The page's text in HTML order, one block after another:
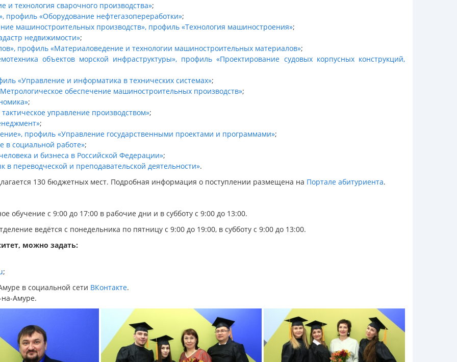
технология сварочного производства»;
профиль «Оборудование нефтегазопереработки»;
машиностроительных производств», профиль «Технология машиностроения»;
недвижимости»;
профиль «Материаловедение и технологии машиностроительных материалов»;
объектов морской инфраструктуры», профиль «Проектирование судовых корпусных конструкций,
«Управление и информатика в технических системах»;
обеспечение машиностроительных производств»;
;
управление производством»;
;
профиль «Управление государственными проектами и программами»;
в социальной работе»;
и бизнеса в Российской Федерации»;
переводческой и преподавательской деятельности».
130 бюджетных мест. Подробная информация о поступлении размещена на Портале абитуриента.
обучение с 9:00 до 17:00 в рабочие дни и в субботу с 9:00 до 13:00.
ведётся с понедельника по пятницу с 9:00 до 19:00, в субботу с 9:00 до 13:00.
, можно задать:
;
в социальной сети ВКонтакте.
Амуре.